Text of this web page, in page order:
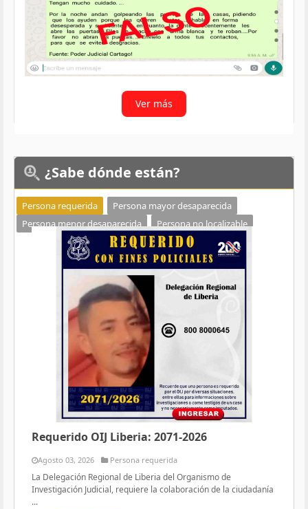
Ver más
¿Sabe dónde están?
Persona requerida
Persona mayor desaparecida
Persona menor desaparecida
Persona no localizable
Requerido OIJ Liberia: 2071-2026
Agosto 03, 2026 Persona requerida
La Delegación Regional de Liberia del Organismo de
Investigación Judicial, requiere la colaboración de la ciudadanía
...